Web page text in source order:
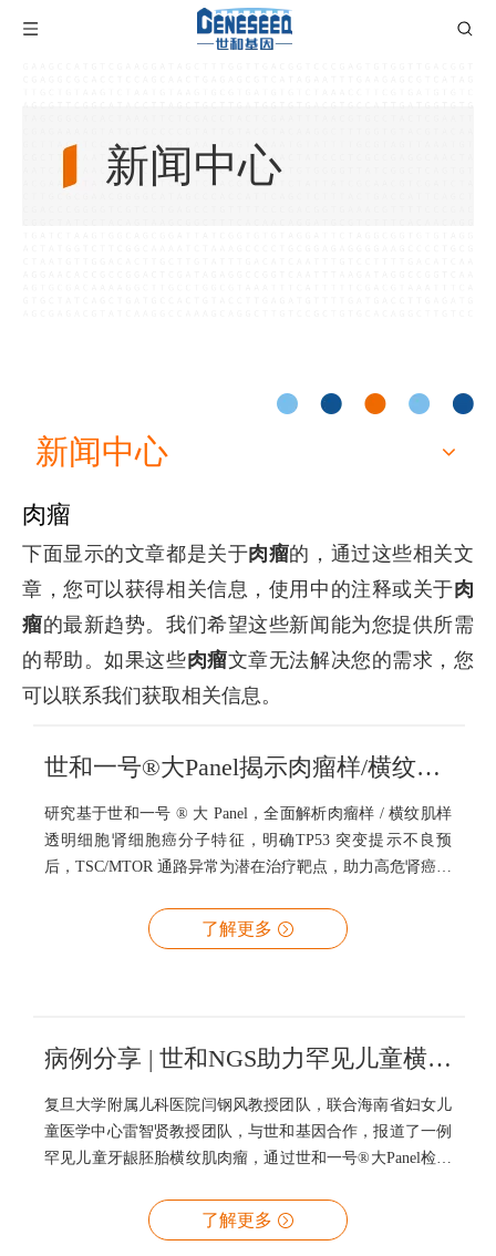
新闻中心
新闻中心
肉瘤
下面显示的文章都是关于肉瘤的，通过这些相关文
章，您可以获得相关信息，使用中的注释或关于肉
瘤的最新趋势。我们希望这些新闻能为您提供所需
的帮助。如果这些肉瘤文章无法解决您的需求，您
可以联系我们获取相关信息。
世和一号®大Panel揭示肉瘤样/横纹肌样透明细胞肾细胞癌分子图谱及预后治疗标志物
研究基于世和一号 ® 大 Panel，全面解析肉瘤样 / 横纹肌样
透明细胞肾细胞癌分子特征，明确TP53 突变提示不良预
后，TSC/MTOR 通路异常为潜在治疗靶点，助力高危肾癌个
了解更多
病例分享 | 世和NGS助力罕见儿童横纹肌肉瘤鉴别诊断并指导精准治疗
复旦大学附属儿科医院闫钢风教授团队，联合海南省妇女儿
童医学中心雷智贤教授团队，与世和基因合作，报道了一例
罕见儿童牙龈胚胎横纹肌肉瘤，通过世和一号®大Panel检测
现了世和NGS检测产品在罕见肿瘤诊疗中的重要价值。
了解更多